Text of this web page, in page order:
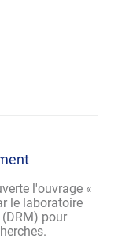
l'ouvrage «
le laboratoire
pour